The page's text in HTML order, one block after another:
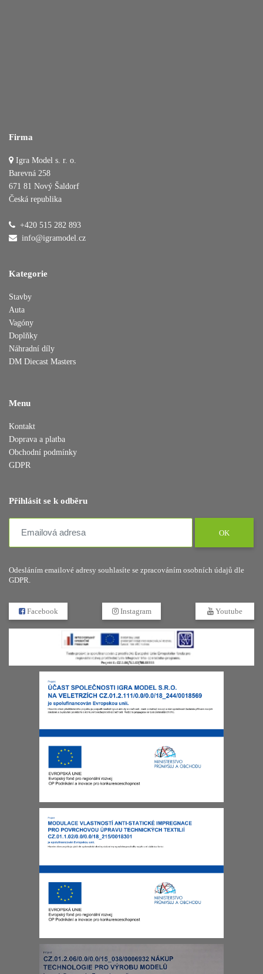
Firma
Igra Model s. r. o.
Barevná 258
671 81 Nový Šaldorf
Česká republika
+420 515 282 893
info@igramodel.cz
Kategorie
Stavby
Auta
Vagóny
Doplňky
Náhradní díly
DM Diecast Masters
Menu
Kontakt
Doprava a platba
Obchodní podmínky
GDPR
Přihlásit se k odběru
OK
Odesláním emailové adresy souhlasíte se zpracováním osobních údajů dle
GDPR.
Facebook Instagram Youtube